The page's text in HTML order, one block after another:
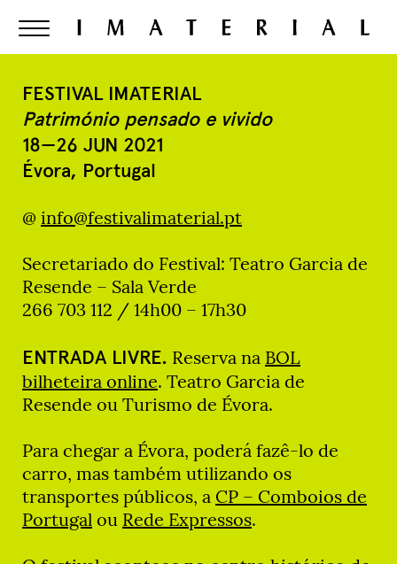
FESTIVAL IMATERIAL
Património pensado e vivido
18—26 JUN 2021
Évora, Portugal
@ info@festivalimaterial.pt
Secretariado do Festival: Teatro Garcia de
Resende – Sala Verde
266 703 112 / 14h00 – 17h30
ENTRADA LIVRE. Reserva na BOL
bilheteira online. Teatro Garcia de
Resende ou Turismo de Évora.
Para chegar a Évora, poderá fazê-lo de
carro, mas também utilizando os
transportes públicos, a CP – Comboios de
Portugal ou Rede Expressos.